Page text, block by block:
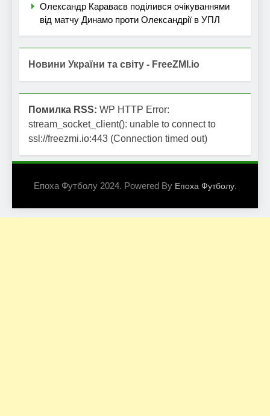
Олександр Караваєв поділився очікуваннями
від матчу Динамо проти Олександрії в УПЛ
Новини України та світу - FreeZMI.io
Помилка RSS: WP HTTP Error:
stream_socket_client(): unable to connect to
ssl://freezmi.io:443 (Connection timed out)
Епоха Футболу 2024. Powered By Епоха Футболу.